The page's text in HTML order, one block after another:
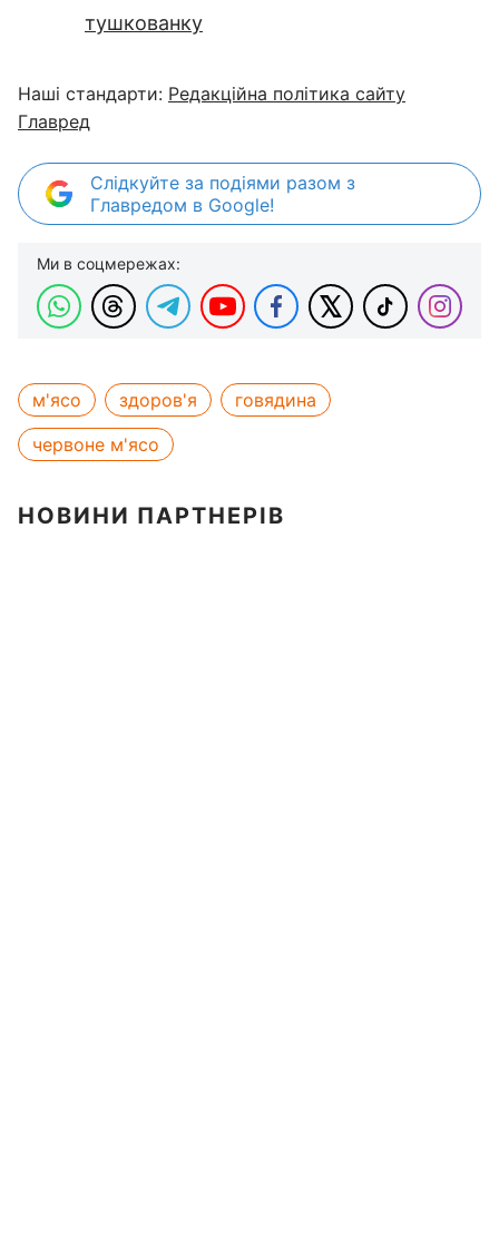
тушкованку
Наші стандарти: Редакційна політика сайту
Главред
Слідкуйте за подіями разом з
Главредом в Google!
Ми в соцмережах:
м'ясо здоров'я
говядина
червоне м'ясо
НОВИНИ ПАРТНЕРІВ